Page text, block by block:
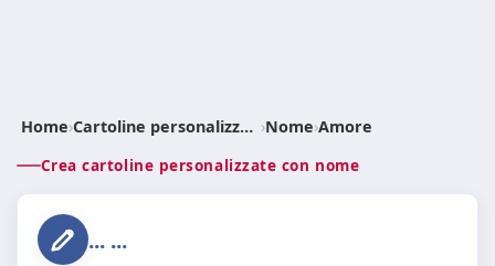
Home› Cartoline personalizzate ›Nome›Amore
Crea cartoline personalizzate con nome
... ...